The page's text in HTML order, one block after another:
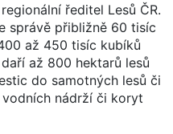
ředitel Lesů ČR.
správě přibližně 60 tisíc
až 450 tisíc kubíků
až 800 hektarů lesů
do samotných lesů či
nádrží či koryt